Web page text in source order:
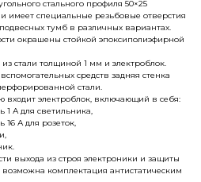
стального профиля 50×25
имеет специальные резьбовые отверстия
тумб в различных вариантах.
окрашены стойкой эпоксиполиэфирной
стали толщиной 1 мм и электроблок.
средств задняя стенка
стали.
входит электроблок, включающий в себя:
1 А для светильника,
16 А для розеток,
выхода из строя электроники и защиты
возможна комплектация антистатическим